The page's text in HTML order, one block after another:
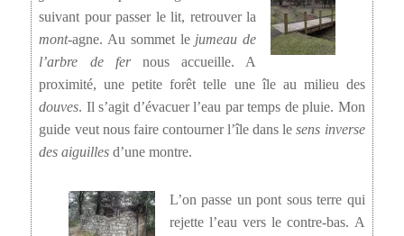
suivant pour passer le lit, retrouver la
mont-agne. Au sommet le jumeau de
l’arbre de fernous accueille. A
proximité, une petite forêt telle une île au milieu des
douves. Il s’agit d’évacuer l’eau par temps de pluie. Mon
guide veut nous faire contourner l’île dans lesens inverse
des aiguilles d’une montre.
L’on passe un pont sous terre qui
rejette l’eau vers le contre-bas. A